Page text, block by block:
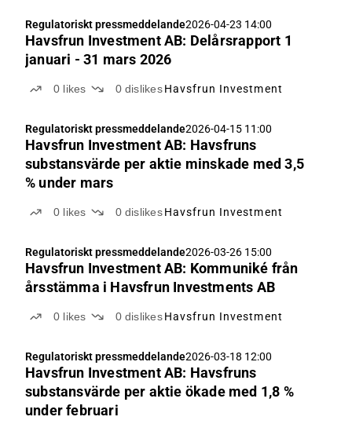
Regulatoriskt pressmeddelande2026-04-23 14:00
Havsfrun Investment AB: Delårsrapport 1
januari - 31 mars 2026
0 likes 0 dislikes Havsfrun Investment
Regulatoriskt pressmeddelande2026-04-15 11:00
Havsfrun Investment AB: Havsfruns
substansvärde per aktie minskade med 3,5
% under mars
0 likes 0 dislikes Havsfrun Investment
Regulatoriskt pressmeddelande2026-03-26 15:00
Havsfrun Investment AB: Kommuniké från
årsstämma i Havsfrun Investments AB
0 likes 0 dislikes Havsfrun Investment
Regulatoriskt pressmeddelande2026-03-18 12:00
Havsfrun Investment AB: Havsfruns
substansvärde per aktie ökade med 1,8 %
under februari